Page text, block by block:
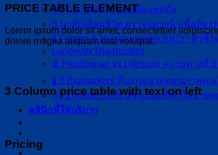
AST: ค่าตับที่ไม่ค่อยมีคนพูดถึง
5 นาทีเปลี่ยนชีวิต ตรวจปลายนิ้วเพื่อยืด
🧪 Ferritin & Homocysteine (HCY) ตัว
Longevity Diagnostics
⏳ Healthspan vs Lifespan ความต่างที่
🧪 5 Biomarkers ที่บอกอนาคตสุขภาพคุ
🧟‍♂️ Zombie Cells: ศัตรูเงียบที่ทำให้อายุ
คลินิกที่ให้บริการ
PRICE TABLE ELEMENT
Lorem ipsum dolor sit amet, consectetuer
dolore magna aliquam erat volutpat.
3 Column price table with text on left
Pricing